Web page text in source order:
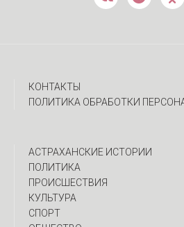
КОНТАКТЫ
ПОЛИТИКА ОБРАБОТКИ
АСТРАХАНСКИЕ ИСТОРИИ
ПОЛИТИКА
ПРОИСШЕСТВИЯ
КУЛЬТУРА
СПОРТ